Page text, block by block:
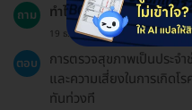
ถาม ทำไมถึงต้องมีการตรวจสุ
19 ธ.ค. 2024
ตอบ
การตรวจสุขภาพเป็นประจ
และความเสี่ยงในการเกิด
ทันท่วงที